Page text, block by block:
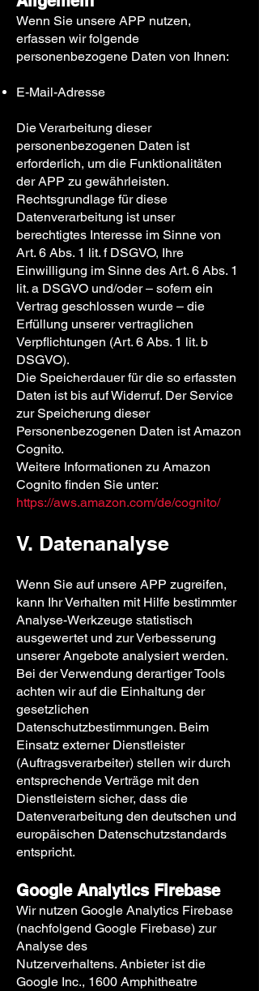
Wenn Sie unsere APP nutzen,
erfassen wir folgende
personenbezogene Daten von Ihnen:
E-Mail-Adresse
Die Verarbeitung dieser
personenbezogenen Daten ist
erforderlich, um die Funktionalitäten
der APP zu gewährleisten.
Rechtsgrundlage für diese
Datenverarbeitung ist unser
berechtigtes Interesse im Sinne von
Art. 6 Abs. 1 lit. f DSGVO, Ihre
Einwilligung im Sinne des Art. 6 Abs. 1
lit. a DSGVO und/oder – sofern ein
Vertrag geschlossen wurde – die
Erfüllung unserer vertraglichen
Verpflichtungen (Art. 6 Abs. 1 lit. b
DSGVO).
Die Speicherdauer für die so erfassten
Daten ist bis auf Widerruf. Der Service
zur Speicherung dieser
Personenbezogenen Daten ist Amazon
Cognito.
Weitere Informationen zu Amazon
Cognito finden Sie unter:
https://aws.amazon.com/de/cognito/
V. Datenanalyse
Wenn Sie auf unsere APP zugreifen,
kann Ihr Verhalten mit Hilfe bestimmter
Analyse-Werkzeuge statistisch
ausgewertet und zur Verbesserung
unserer Angebote analysiert werden.
Bei der Verwendung derartiger Tools
achten wir auf die Einhaltung der
gesetzlichen
Datenschutzbestimmungen. Beim
Einsatz externer Dienstleister
(Auftragsverarbeiter) stellen wir durch
entsprechende Verträge mit den
Dienstleistern sicher, dass die
Datenverarbeitung den deutschen und
europäischen Datenschutzstandards
entspricht.
Google Analytics Firebase
Wir nutzen Google Analytics Firebase
(nachfolgend Google Firebase) zur
Analyse des
Nutzerverhaltens. Anbieter ist die
Google Inc., 1600 Amphitheatre